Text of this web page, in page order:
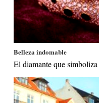
Belleza indomable
El diamante que